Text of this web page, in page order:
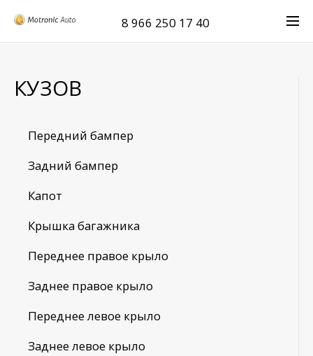
8 966 250 17 40
КУЗОВ
Передний бампер
Задний бампер
Капот
Крышка багажника
Переднее правое крыло
Заднее правое крыло
Переднее левое крыло
Заднее левое крыло